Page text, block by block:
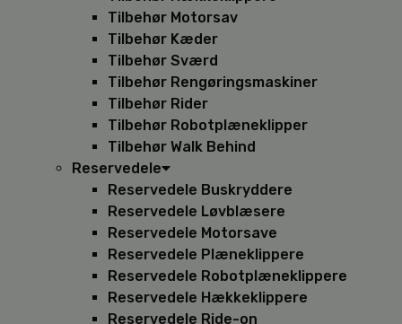
Tilbehør Motorsav
Tilbehør Kæder
Tilbehør Sværd
Tilbehør Rengøringsmaskiner
Tilbehør Rider
Tilbehør Robotplæneklipper
Tilbehør Walk Behind
Reservedele
Reservedele Buskryddere
Reservedele Løvblæsere
Reservedele Motorsave
Reservedele Plæneklippere
Reservedele Robotplæneklippere
Reservedele Hækkeklippere
Reservedele Ride-on